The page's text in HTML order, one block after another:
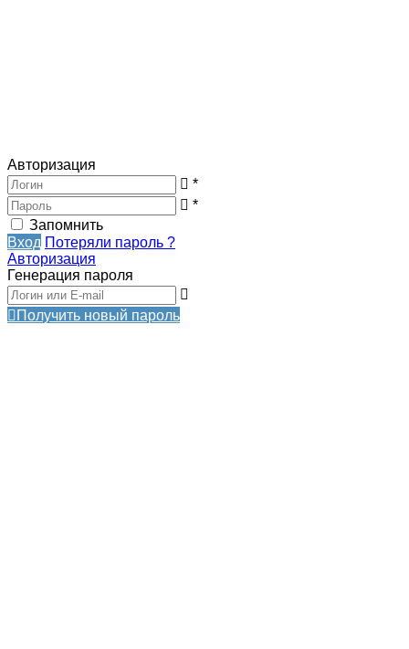
Авторизация
*
*
Запомнить
Вход Потеряли пароль ?
Авторизация
Генерация пароля
Получить новый пароль